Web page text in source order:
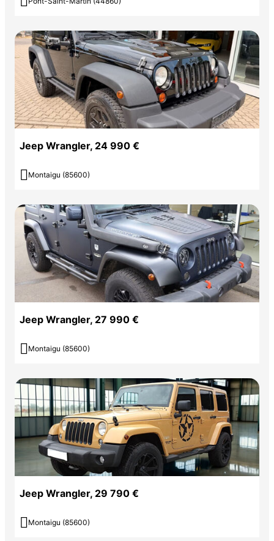
Jeep Wrangler, 24 990 €
 Montaigu (85600)
Jeep Wrangler, 27 990 €
 Montaigu (85600)
Jeep Wrangler, 29 790 €
 Montaigu (85600)